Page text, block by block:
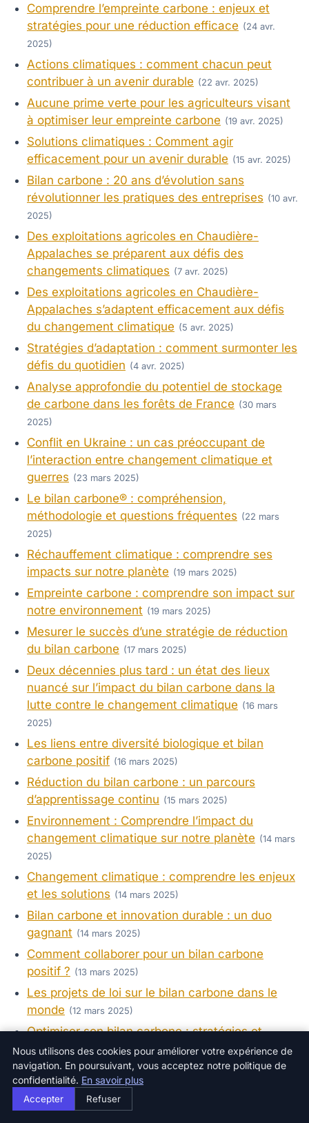
Comprendre l’empreinte carbone : enjeux et
stratégies pour une réduction efficace (24 avr.
2025)
Actions climatiques : comment chacun peut
contribuer à un avenir durable (22 avr. 2025)
Aucune prime verte pour les agriculteurs visant
à optimiser leur empreinte carbone (19 avr. 2025)
Solutions climatiques : Comment agir
efficacement pour un avenir durable (15 avr. 2025)
Bilan carbone : 20 ans d’évolution sans
révolutionner les pratiques des entreprises (10 avr.
2025)
Des exploitations agricoles en Chaudière-
Appalaches se préparent aux défis des
changements climatiques (7 avr. 2025)
Des exploitations agricoles en Chaudière-
Appalaches s’adaptent efficacement aux défis
du changement climatique (5 avr. 2025)
Stratégies d’adaptation : comment surmonter les
défis du quotidien (4 avr. 2025)
Analyse approfondie du potentiel de stockage
de carbone dans les forêts de France (30 mars
2025)
Conflit en Ukraine : un cas préoccupant de
l’interaction entre changement climatique et
guerres (23 mars 2025)
Le bilan carbone® : compréhension,
méthodologie et questions fréquentes (22 mars
2025)
Réchauffement climatique : comprendre ses
impacts sur notre planète (19 mars 2025)
Empreinte carbone : comprendre son impact sur
notre environnement (19 mars 2025)
Mesurer le succès d’une stratégie de réduction
du bilan carbone (17 mars 2025)
Deux décennies plus tard : un état des lieux
nuancé sur l’impact du bilan carbone dans la
lutte contre le changement climatique (16 mars
2025)
Les liens entre diversité biologique et bilan
carbone positif (16 mars 2025)
Réduction du bilan carbone : un parcours
d’apprentissage continu (15 mars 2025)
Environnement : Comprendre l’impact du
changement climatique sur notre planète (14 mars
2025)
Changement climatique : comprendre les enjeux
et les solutions (14 mars 2025)
Bilan carbone et innovation durable : un duo
gagnant (14 mars 2025)
Comment collaborer pour un bilan carbone
positif ? (13 mars 2025)
Les projets de loi sur le bilan carbone dans le
monde (12 mars 2025)
Optimiser son bilan carbone : stratégies et
bonnes pratiques (10 mars 2025)
Les conséquences du dérèglement climatique
sur l’agriculture (9 mars 2025)
Bilan carbone : engager un changement à
Nous utilisons des cookies pour améliorer votre expérience de
navigation. En poursuivant, vous acceptez notre politique de
confidentialité. En savoir plus
Accepter Refuser